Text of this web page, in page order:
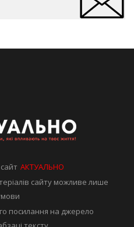
сайтАКТУАЛЬНО
сайту можливе лише
посилання на джерело